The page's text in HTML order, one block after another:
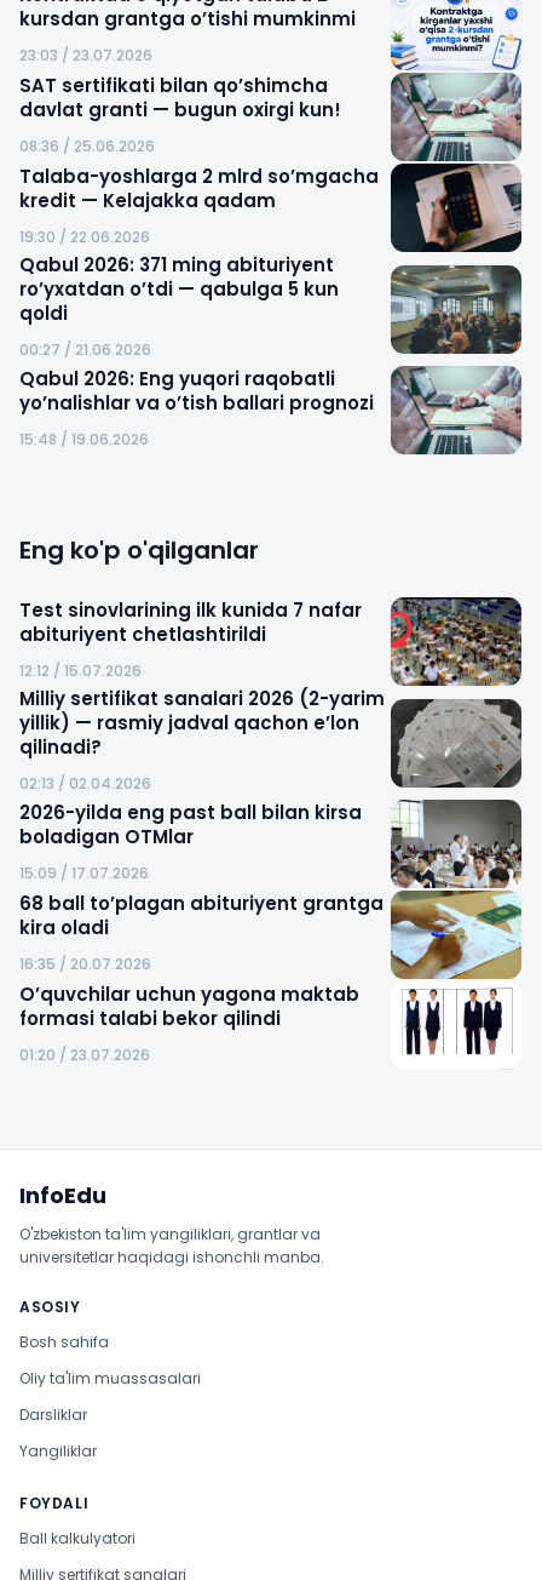
kursdan grantga o’tishi mumkinmi
23:03 / 23.07.2026
SAT sertifikati bilan qo’shimcha
davlat granti — bugun oxirgi kun!
08:36 / 25.06.2026
Talaba-yoshlarga 2 mlrd so’mgacha
kredit — Kelajakka qadam
19:30 / 22.06.2026
Qabul 2026: 371 ming abituriyent
ro’yxatdan o’tdi — qabulga 5 kun
qoldi
00:27 / 21.06.2026
Qabul 2026: Eng yuqori raqobatli
yo’nalishlar va o’tish ballari prognozi
15:48 / 19.06.2026
Eng ko'p o'qilganlar
Test sinovlarining ilk kunida 7 nafar
abituriyent chetlashtirildi
12:12 / 15.07.2026
Milliy sertifikat sanalari 2026 (2-yarim
yillik) — rasmiy jadval qachon e’lon
qilinadi?
02:13 / 02.04.2026
2026-yilda eng past ball bilan kirsa
boladigan OTMlar
15:09 / 17.07.2026
68 ball to’plagan abituriyent grantga
kira oladi
16:35 / 20.07.2026
O’quvchilar uchun yagona maktab
formasi talabi bekor qilindi
01:20 / 23.07.2026
InfoEdu
O'zbekiston ta'lim yangiliklari, grantlar va
universitetlar haqidagi ishonchli manba.
ASOSIY
Bosh sahifa
Oliy ta'lim muassasalari
Darsliklar
Yangiliklar
FOYDALI
Ball kalkulyatori
Milliy sertifikat sanalari